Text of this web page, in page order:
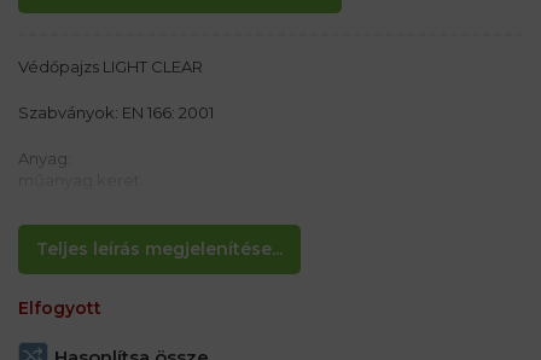
Teljes leírás megjelenítése...
Védőpajzs LIGHT CLEAR
Szabványok: EN 166: 2001
Anyag:
Jellemzők:
– 1. optikai osztály
– védi a fröccsenő folyadékokat legfeljebb 120 m/ (b)
Elfogyott